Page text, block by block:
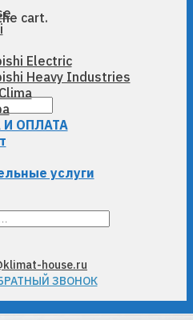
cart.
Electric
Heavy Industries
ОПЛАТА
услуги
house.ru
ЗВОНОК